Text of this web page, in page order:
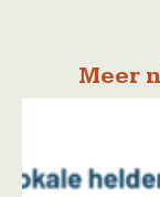
Meer